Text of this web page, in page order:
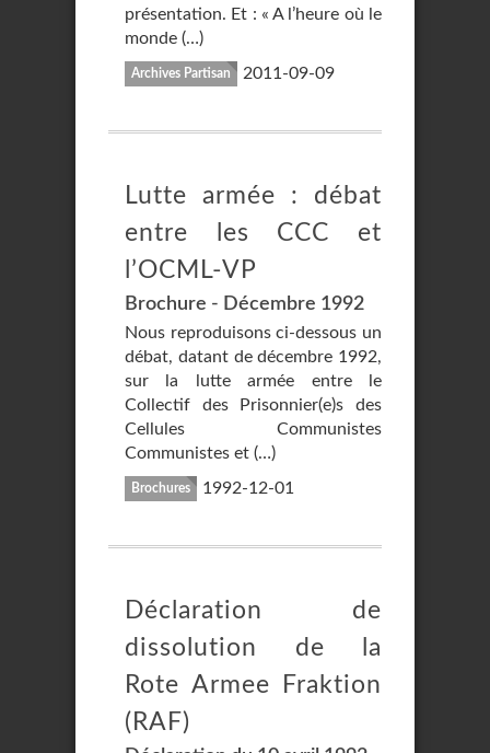
présentation. Et : « A l’heure où le
monde (…)
Archives Partisan 2011-09-09
Lutte armée : débat
entre les CCC et
l’OCML-VP
Brochure - Décembre 1992
Nous reproduisons ci-dessous un
débat, datant de décembre 1992,
sur la lutte armée entre le
Collectif des Prisonnier(e)s des
Cellules Communistes
Communistes et (…)
Brochures 1992-12-01
Déclaration de
dissolution de la
Rote Armee Fraktion
(RAF)